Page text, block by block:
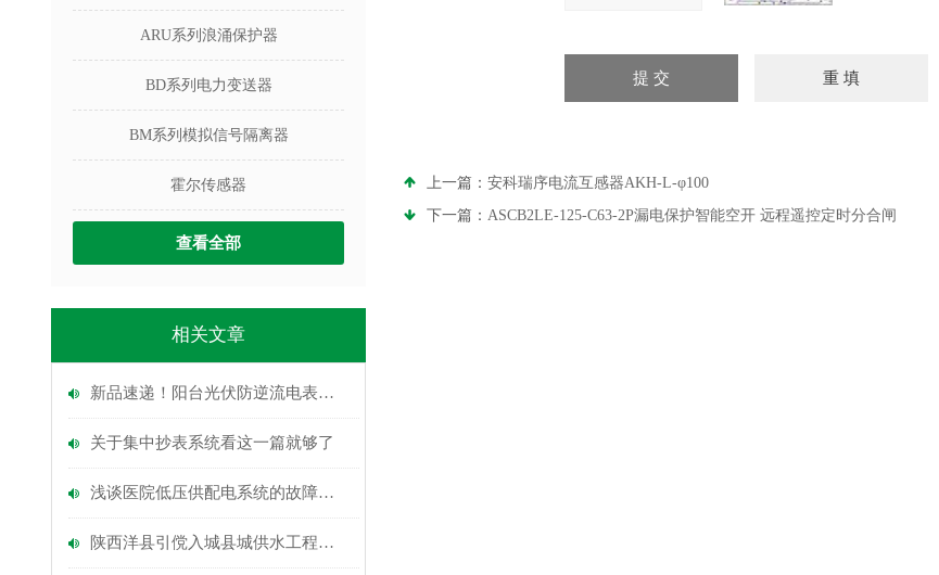
ARU系列浪涌保护器
BD系列电力变送器
BM系列模拟信号隔离器
霍尔传感器
查看全部
相关文章
新品速递！阳台光伏防逆流电表如何适配逆变器？
关于集中抄表系统看这一篇就够了
浅谈医院低压供配电系统的故障分析与预防
陕西洋县引傥入城县城供水工程电力监控系统的设计与应用
上一篇： 安科瑞序电流互感器AKH-L-φ100
下一篇： ASCB2LE-125-C63-2P漏电保护智能空开 远程遥控定时分合闸